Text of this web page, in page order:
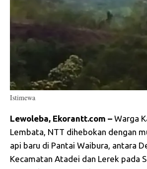
Istimewa
Lewoleba, Ekorantt.com – Warga
Lembata, NTT dihebokan dengan
api baru di Pantai Waibura, antara
Kecamatan Atadei dan Lerek pada